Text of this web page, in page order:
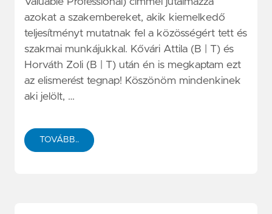
azokat a szakembereket, akik kiemelkedő
teljesítményt mutatnak fel a közösségért tett és
szakmai munkájukkal. Kővári Attila (B | T) és
Horváth Zoli (B | T) után én is megkaptam ezt
az elismerést tegnap! Köszönöm mindenkinek
aki jelölt, …
TOVÁBB..